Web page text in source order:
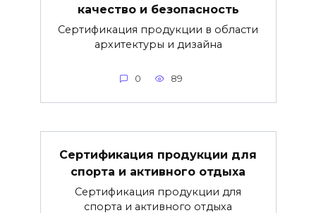
качество и безопасность
Сертификация продукции в области
архитектуры и дизайна
0 89
Сертификация продукции для
спорта и активного отдыха
Сертификация продукции для
спорта и активного отдыха